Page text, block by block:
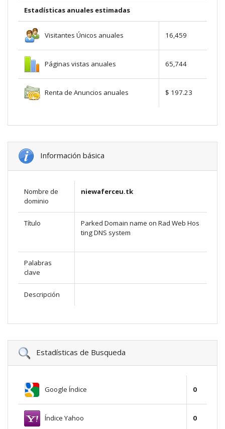
Estadísticas anuales estimadas
Visitantes Únicos anuales 16,459
Páginas vistas anuales 65,744
Renta de Anuncios anuales $ 197.23
Información básica
Nombre de
dominio
niewaferceu.tk
Título
Parked Domain name on Rad Web Hos
ting DNS system
Palabras
clave
Descripción
Estadísticas de Busqueda
Google Índice 0
Índice Yahoo 0